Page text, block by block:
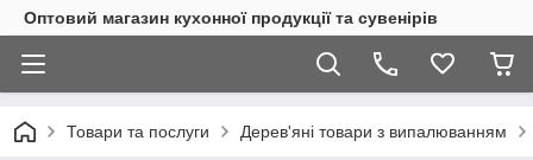
Оптовий магазин кухонної продукції та сувенірів
Товари та послуги Дерев'яні товари з випалюванням